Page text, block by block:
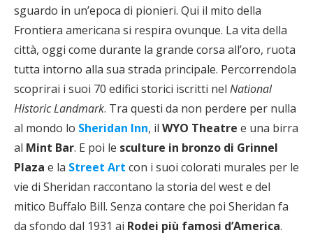
sguardo in un’epoca di pionieri. Qui il mito della
Frontiera americana si respira ovunque. La vita della
città, oggi come durante la grande corsa all’oro, ruota
tutta intorno alla sua strada principale. Percorrendola
scoprirai i suoi 70 edifici storici iscritti nel National
Historic Landmark. Tra questi da non perdere per nulla
al mondo lo Sheridan Inn, il WYO Theatre e una birra
al Mint Bar. E poi le sculture in bronzo di Grinnel
Plaza e la Street Art con i suoi colorati murales per le
vie di Sheridan raccontano la storia del west e del
mitico Buffalo Bill. Senza contare che poi Sheridan fa
da sfondo dal 1931 ai Rodei più famosi d’America.